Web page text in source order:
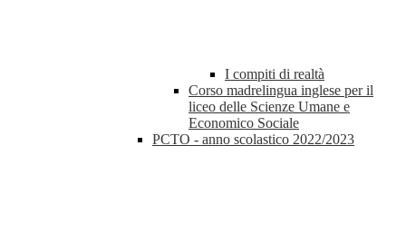
I compiti di realtà
Corso madrelingua inglese per il
liceo delle Scienze Umane e
Economico Sociale
PCTO - anno scolastico 2022/2023